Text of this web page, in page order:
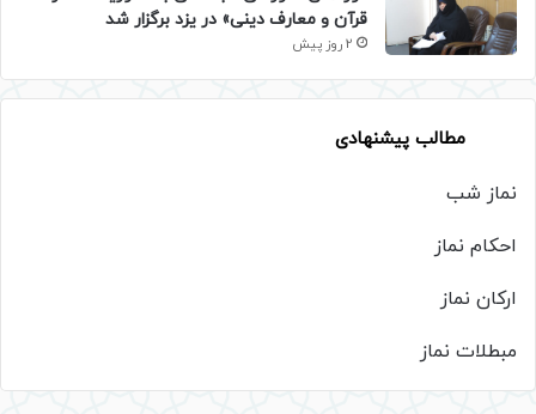
قرآن و معارف دینی» در یزد برگزار شد
2 روز پیش
مطالب پیشنهادی
نماز شب
احکام نماز
ارکان نماز
مبطلات نماز